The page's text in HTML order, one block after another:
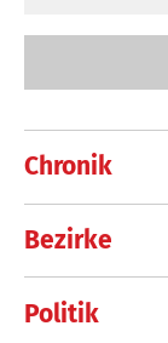
Chronik
Bezirke
Politik